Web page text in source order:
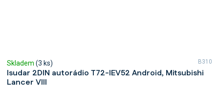
Isudar 2DIN autorádio T72-IEV52 Android, Mitsubishi
Lancer VIII
Skladem (3 ks) B310